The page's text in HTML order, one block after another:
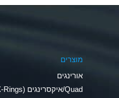
Ammonia Anhydrous
מוצרים
אורינגים
Quad/איקסרינגים (X-Rings)